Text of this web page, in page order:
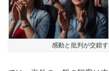
感動と批判が交錯